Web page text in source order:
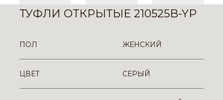
ТУФЛИ ОТКРЫТЫЕ 210525B-YP
ПОЛ ЖЕНСКИЙ
ЦВЕТ СЕРЫЙ